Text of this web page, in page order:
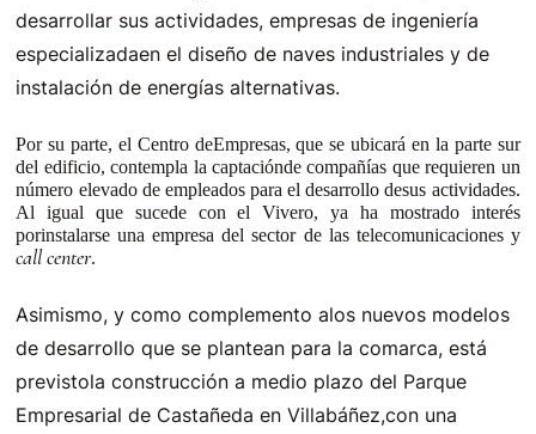
desarrollar sus actividades, empresas de ingeniería
especializadaen el diseño de naves industriales y de
instalación de energías alternativas.
Por su parte, el Centro deEmpresas, que se ubicará en la parte sur
del edificio, contempla la captaciónde compañías que requieren un
número elevado de empleados para el desarrollo desus actividades.
Al igual que sucede con el Vivero, ya ha mostrado interés
porinstalarse una empresa del sector de las telecomunicaciones y
call center.
Asimismo, y como complemento alos nuevos modelos
de desarrollo que se plantean para la comarca, está
previstola construcción a medio plazo del Parque
Empresarial de Castañeda en Villabáñez,con una